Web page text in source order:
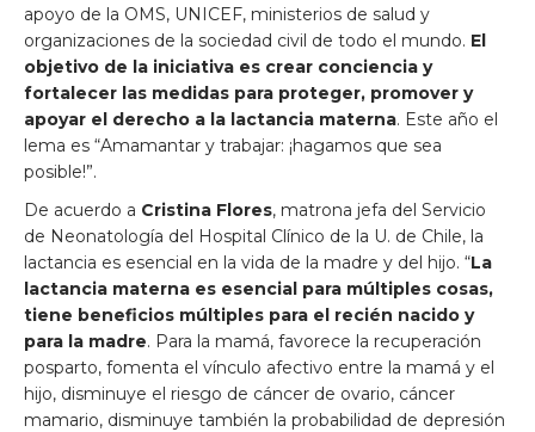
apoyo de la OMS, UNICEF, ministerios de salud y
organizaciones de la sociedad civil de todo el mundo. El
objetivo de la iniciativa es crear conciencia y
fortalecer las medidas para proteger, promover y
apoyar el derecho a la lactancia materna. Este año el
lema es “Amamantar y trabajar: ¡hagamos que sea
posible!”.
De acuerdo a Cristina Flores, matrona jefa del Servicio
de Neonatología del Hospital Clínico de la U. de Chile, la
lactancia es esencial en la vida de la madre y del hijo. “La
lactancia materna es esencial para múltiples cosas,
tiene beneficios múltiples para el recién nacido y
para la madre. Para la mamá, favorece la recuperación
posparto, fomenta el vínculo afectivo entre la mamá y el
hijo, disminuye el riesgo de cáncer de ovario, cáncer
mamario, disminuye también la probabilidad de depresión